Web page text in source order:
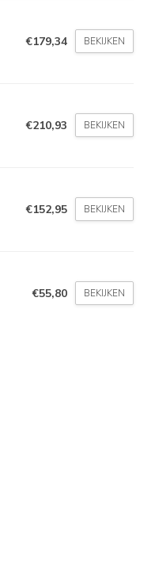
€179,34 BEKIJKEN
€210,93 BEKIJKEN
€152,95 BEKIJKEN
€55,80 BEKIJKEN